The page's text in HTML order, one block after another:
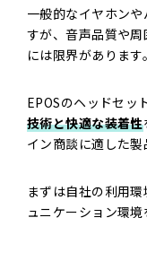
一般的なイヤホン
すが、音声品質や
には限界があります。
EPOSのヘッドセッ
技術と快適な装着性
イン商談に適した製
まずは自社の利用
ュニケーション環境